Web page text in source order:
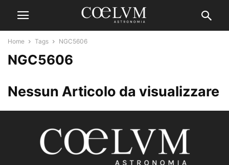
Home Tags NGC5606
NGC5606
Nessun Articolo da visualizzare